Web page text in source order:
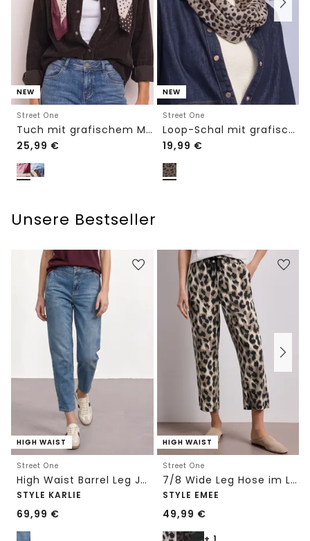
NEW
Street One
Tuch mit grafischem Muster
25,99 €
NEW
Street One
Loop-Schal mit grafischem Muster
19,99 €
Unsere Bestseller
HIGH WAIST
Street One
High Waist Barrel Leg Jeans im Loose Fit
STYLE KARLIE
69,99 €
HIGH WAIST
Street One
7/8 Wide Leg Hose im Loose Fit mit Print
STYLE EMEE
49,99 €
+ 1